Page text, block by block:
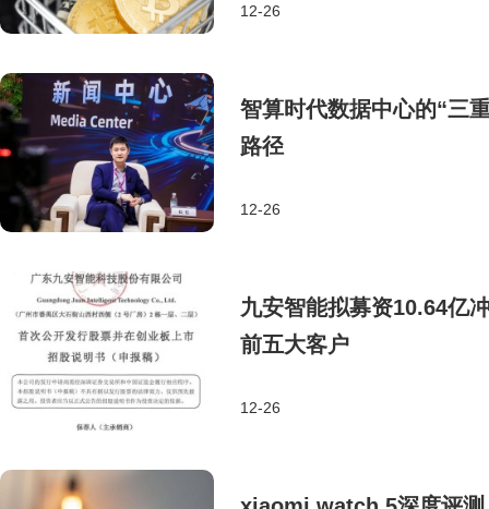
12-26
智算时代数据中心的“三
路径
12-26
九安智能拟募资10.64亿
前五大客户
12-26